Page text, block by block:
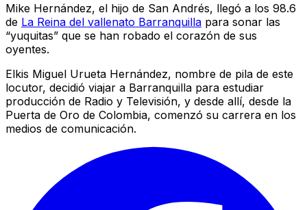
Mike Hernández, el hijo de San Andrés, llegó a los 98.6
de La Reina del vallenato Barranquilla para sonar las
“yuquitas” que se han robado el corazón de sus
oyentes.
Elkis Miguel Urueta Hernández, nombre de pila de este
locutor, decidió viajar a Barranquilla para estudiar
producción de Radio y Televisión, y desde allí, desde la
Puerta de Oro de Colombia, comenzó su carrera en los
medios de comunicación.